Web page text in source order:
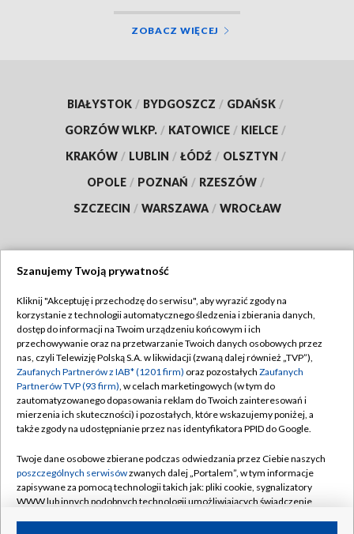
ZOBACZ WIĘCEJ
BIAŁYSTOK / BYDGOSZCZ / GDAŃSK /
GORZÓW WLKP. / KATOWICE / KIELCE /
KRAKÓW / LUBLIN / ŁÓDŹ / OLSZTYN /
OPOLE / POZNAŃ / RZESZÓW /
SZCZECIN / WARSZAWA / WROCŁAW
TVP
Abonament TVP
Emisja w TVP
Centrum informacji TVP
Naziemna Telewizja Cyfrowa
Rada Programowa
System NOS
Informacje o nadawcy
Regulamin TVP
Polityka prywatności
Moje zgody
Pomoc
Kontakt
Kanały
Szanujemy Twoją prywatność
Kliknij "Akceptuję i przechodzę do serwisu", aby wyrazić zgody na
korzystanie z technologii automatycznego śledzenia i zbierania danych,
dostęp do informacji na Twoim urządzeniu końcowym i ich
przechowywanie oraz na przetwarzanie Twoich danych osobowych przez
nas, czyli Telewizję Polską S.A. w likwidacji (zwaną dalej również „TVP”),
Zaufanych Partnerów z IAB* (1201 firm) oraz pozostałych Zaufanych
Partnerów TVP (93 firm), w celach marketingowych (w tym do
zautomatyzowanego dopasowania reklam do Twoich zainteresowań i
mierzenia ich skuteczności) i pozostałych, które wskazujemy poniżej, a
także zgody na udostępnianie przez nas identyfikatora PPID do Google.
Twoje dane osobowe zbierane podczas odwiedzania przez Ciebie naszych
poszczególnych serwisówzwanych dalej „Portalem”, w tym informacje
zapisywane za pomocą technologii takich jak: pliki cookie, sygnalizatory
WWW lub innych podobnych technologii umożliwiających świadczenie